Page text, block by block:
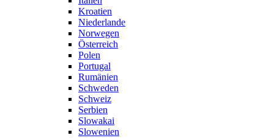
Kroatien
Niederlande
Norwegen
Österreich
Polen
Portugal
Rumänien
Schweden
Schweiz
Serbien
Slowakai
Slowenien